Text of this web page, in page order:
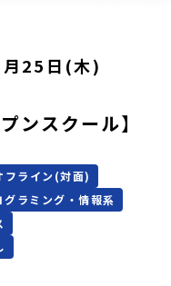
25日(木)
ンスクール】
フライン(対面)
グラミング・情報系